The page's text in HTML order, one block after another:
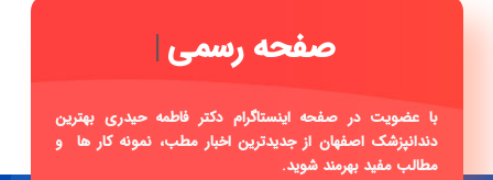
صفحه|
با عضویت در صفحه اینستاگرام دکتر فاطمه حیدری بهترین
دندانپزشک اصفهان از جدیدترین اخبار مطب، نمونه کار ها و
مطالب مفید بهرمند شوید.